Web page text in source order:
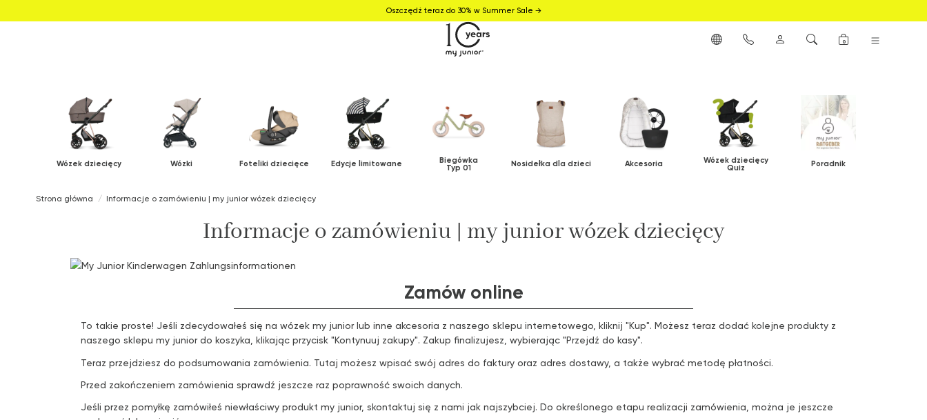
0
Oszczędź teraz do 30% w Summer Sale →
Wózek dziecięcy Wózki Foteliki dziecięce Edycje limitowane Biegówka
Typ 01 Nosidełka dla dzieci Akcesoria Wózek dziecięcy
Quiz Poradnik
Strona główna Informacje o zamówieniu | my junior wózek dziecięcy
Informacje o zamówieniu | my junior wózek dziecięcy
Zamów online
To takie proste! Jeśli zdecydowałeś się na wózek my junior lub inne akcesoria z naszego sklepu internetowego, kliknij "Kup". Możesz teraz dodać kolejne produkty z
naszego sklepu my junior do koszyka, klikając przycisk "Kontynuuj zakupy". Zakup finalizujesz, wybierając "Przejdź do kasy".
Teraz przejdziesz do podsumowania zamówienia. Tutaj możesz wpisać swój adres do faktury oraz adres dostawy, a także wybrać metodę płatności.
Przed zakończeniem zamówienia sprawdź jeszcze raz poprawność swoich danych.
Jeśli przez pomyłkę zamówiłeś niewłaściwy produkt my junior, skontaktuj się z nami jak najszybciej. Do określonego etapu realizacji zamówienia, można je jeszcze